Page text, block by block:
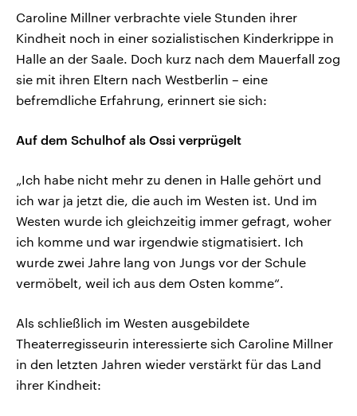
Caroline Millner verbrachte viele Stunden ihrer
Kindheit noch in einer sozialistischen Kinderkrippe in
Halle an der Saale. Doch kurz nach dem Mauerfall zog
sie mit ihren Eltern nach Westberlin – eine
befremdliche Erfahrung, erinnert sie sich:
Auf dem Schulhof als Ossi verprügelt
„Ich habe nicht mehr zu denen in Halle gehört und
ich war ja jetzt die, die auch im Westen ist. Und im
Westen wurde ich gleichzeitig immer gefragt, woher
ich komme und war irgendwie stigmatisiert. Ich
wurde zwei Jahre lang von Jungs vor der Schule
vermöbelt, weil ich aus dem Osten komme“.
Als schließlich im Westen ausgebildete
Theaterregisseurin interessierte sich Caroline Millner
in den letzten Jahren wieder verstärkt für das Land
ihrer Kindheit: